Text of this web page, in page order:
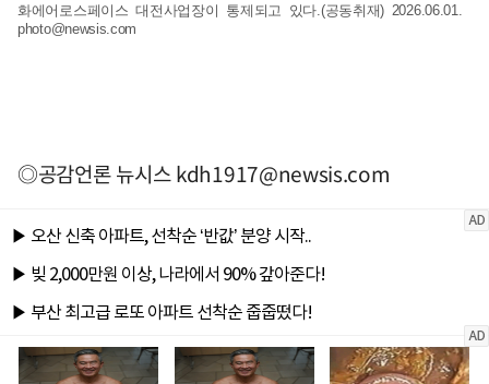
화에어로스페이스 대전사업장이 통제되고 있다.(공동취재) 2026.06.01.
photo@newsis.com
◎공감언론 뉴시스kdh1917@newsis.com